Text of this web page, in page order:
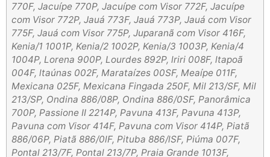
770F, Jacuípe 770P, Jacuípe com Visor 772F, Jacuípe
com Visor 772P, Jauá 773F, Jauá 773P, Jauá com Visor
775F, Jauá com Visor 775P, Juparanã com Visor 416F,
Kenia/1 1001P, Kenia/2 1002P, Kenia/3 1003P, Kenia/4
1004P, Lorena 900P, Lourdes 892P, lriri 008F, ltapoã
004F, ltaúnas 002F, Marataízes 00SF, Meaípe 011F,
Mexicana 025F, Mexicana Fingada 250F, Mil 213/SF, Mil
213/SP, Ondina 886/08P, Ondina 886/0SF, Panorâmica
700P, Passione II 2214P, Pavuna 413F, Pavuna 413P,
Pavuna com Visor 414F, Pavuna com Visor 414P, Piatã
886/06P, Piatã 886/0lF, Pituba 886/lSF, Piúma 007F,
Pontal 213/7F, Pontal 213/7P, Praia Grande 1013F,